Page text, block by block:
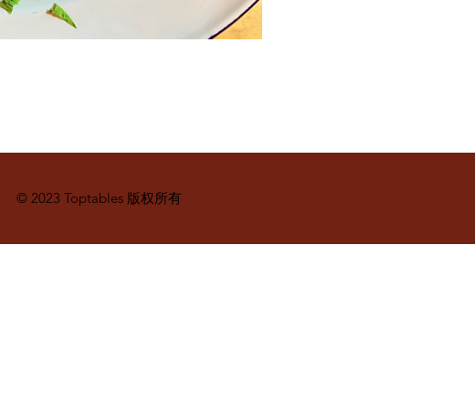
© 2023 Toptables 版权所有